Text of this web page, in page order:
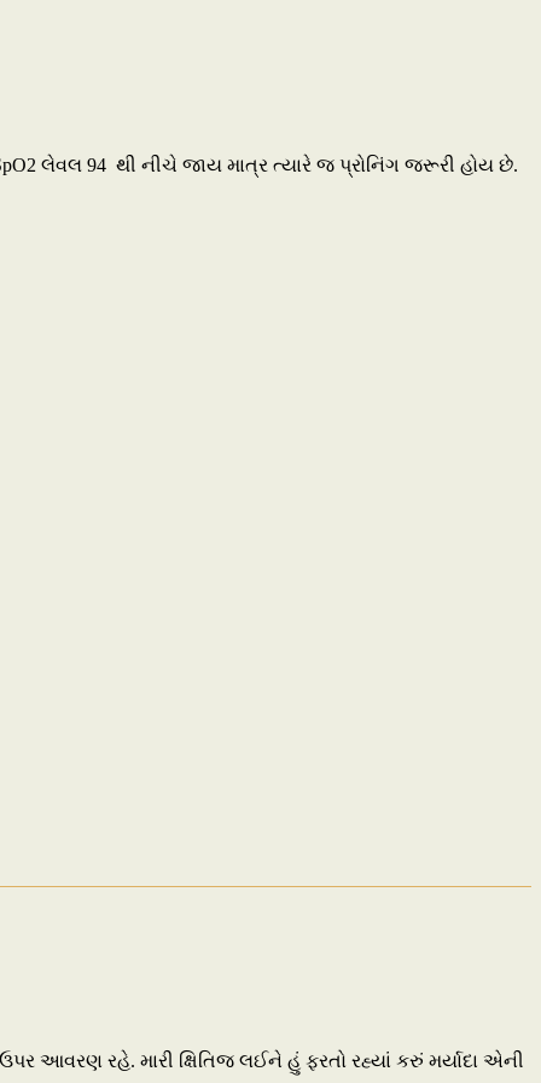
લેવલ 94 થી નીચે જાય માત્ર ત્યારે જ પ્રોનિંગ જરૂરી હોય છે.
આવરણ રહે. મારી ક્ષિતિજ લઈને હું ફરતો રહ્યાં કરું મર્યાદા એની